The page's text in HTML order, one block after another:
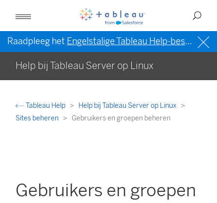
Raadpleeg het Engelstalige Tableau Help-bestand (VS)
Help bij Tableau Server op Linux
Tableau Help
Help bij Tableau Server op Linux
Sites beheren
Gebruikers en groepen beheren
Gebruikers en groepen